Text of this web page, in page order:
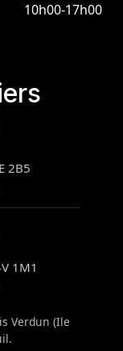
10h00-17h00
2B5
1M1
Verdun (Ile